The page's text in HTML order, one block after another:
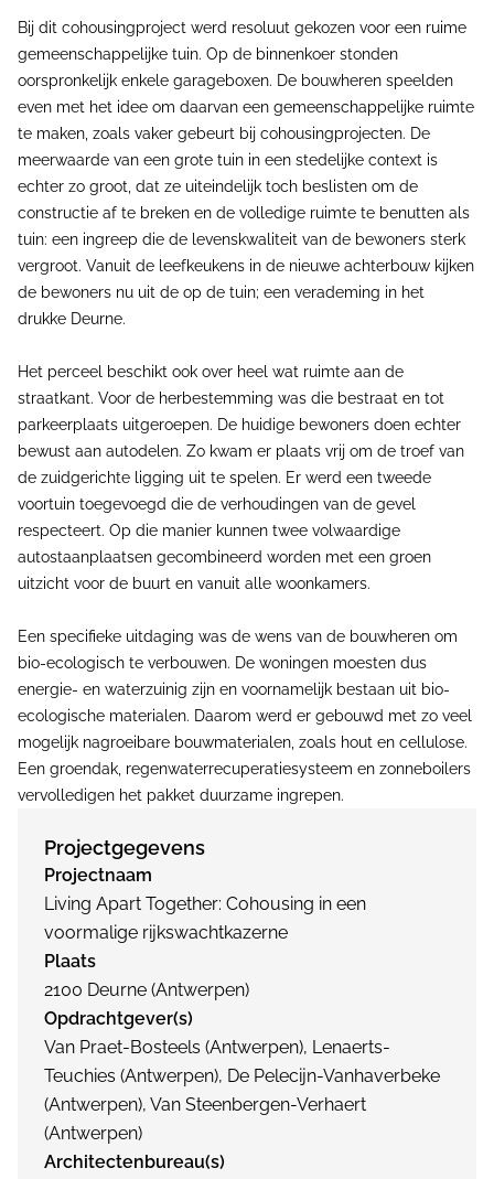
Bij dit cohousingproject werd resoluut gekozen voor een ruime
gemeenschappelijke tuin. Op de binnenkoer stonden
oorspronkelijk enkele garageboxen. De bouwheren speelden
even met het idee om daarvan een gemeenschappelijke ruimte
te maken, zoals vaker gebeurt bij cohousingprojecten. De
meerwaarde van een grote tuin in een stedelijke context is
echter zo groot, dat ze uiteindelijk toch beslisten om de
constructie af te breken en de volledige ruimte te benutten als
tuin: een ingreep die de levenskwaliteit van de bewoners sterk
vergroot. Vanuit de leefkeukens in de nieuwe achterbouw kijken
de bewoners nu uit de op de tuin; een verademing in het
drukke Deurne.
Het perceel beschikt ook over heel wat ruimte aan de
straatkant. Voor de herbestemming was die bestraat en tot
parkeerplaats uitgeroepen. De huidige bewoners doen echter
bewust aan autodelen. Zo kwam er plaats vrij om de troef van
de zuidgerichte ligging uit te spelen. Er werd een tweede
voortuin toegevoegd die de verhoudingen van de gevel
respecteert. Op die manier kunnen twee volwaardige
autostaanplaatsen gecombineerd worden met een groen
uitzicht voor de buurt en vanuit alle woonkamers.
Een specifieke uitdaging was de wens van de bouwheren om
bio-ecologisch te verbouwen. De woningen moesten dus
energie- en waterzuinig zijn en voornamelijk bestaan uit bio-
ecologische materialen. Daarom werd er gebouwd met zo veel
mogelijk nagroeibare bouwmaterialen, zoals hout en cellulose.
Een groendak, regenwaterrecuperatiesysteem en zonneboilers
vervolledigen het pakket duurzame ingrepen.
Projectgegevens
Projectnaam
Living Apart Together: Cohousing in een
voormalige rijkswachtkazerne
Plaats
2100 Deurne (Antwerpen)
Opdrachtgever(s)
Van Praet-Bosteels (Antwerpen), Lenaerts-
Teuchies (Antwerpen), De Pelecijn-Vanhaverbeke
(Antwerpen), Van Steenbergen-Verhaert
(Antwerpen)
Architectenbureau(s)